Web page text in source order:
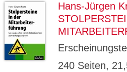
Hans-Jürgen
240 Seiten,
GV_CO
OKIES
gabal-
Speichert den
Benutzers für
Domäne.